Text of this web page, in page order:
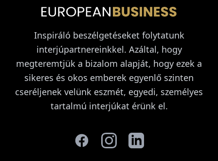
Inspiráló beszélgetéseket folytatunk
interjúpartnereinkkel. Azáltal, hogy
megteremtjük a bizalom alapját, hogy ezek a
sikeres és okos emberek egyenlő szinten
cseréljenek velünk eszmét, egyedi, személyes
tartalmú interjúkat érünk el.